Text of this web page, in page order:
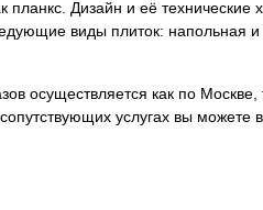
Дизайн и её технические
виды плиток: напольная
осуществляется как по
услугах вы можете